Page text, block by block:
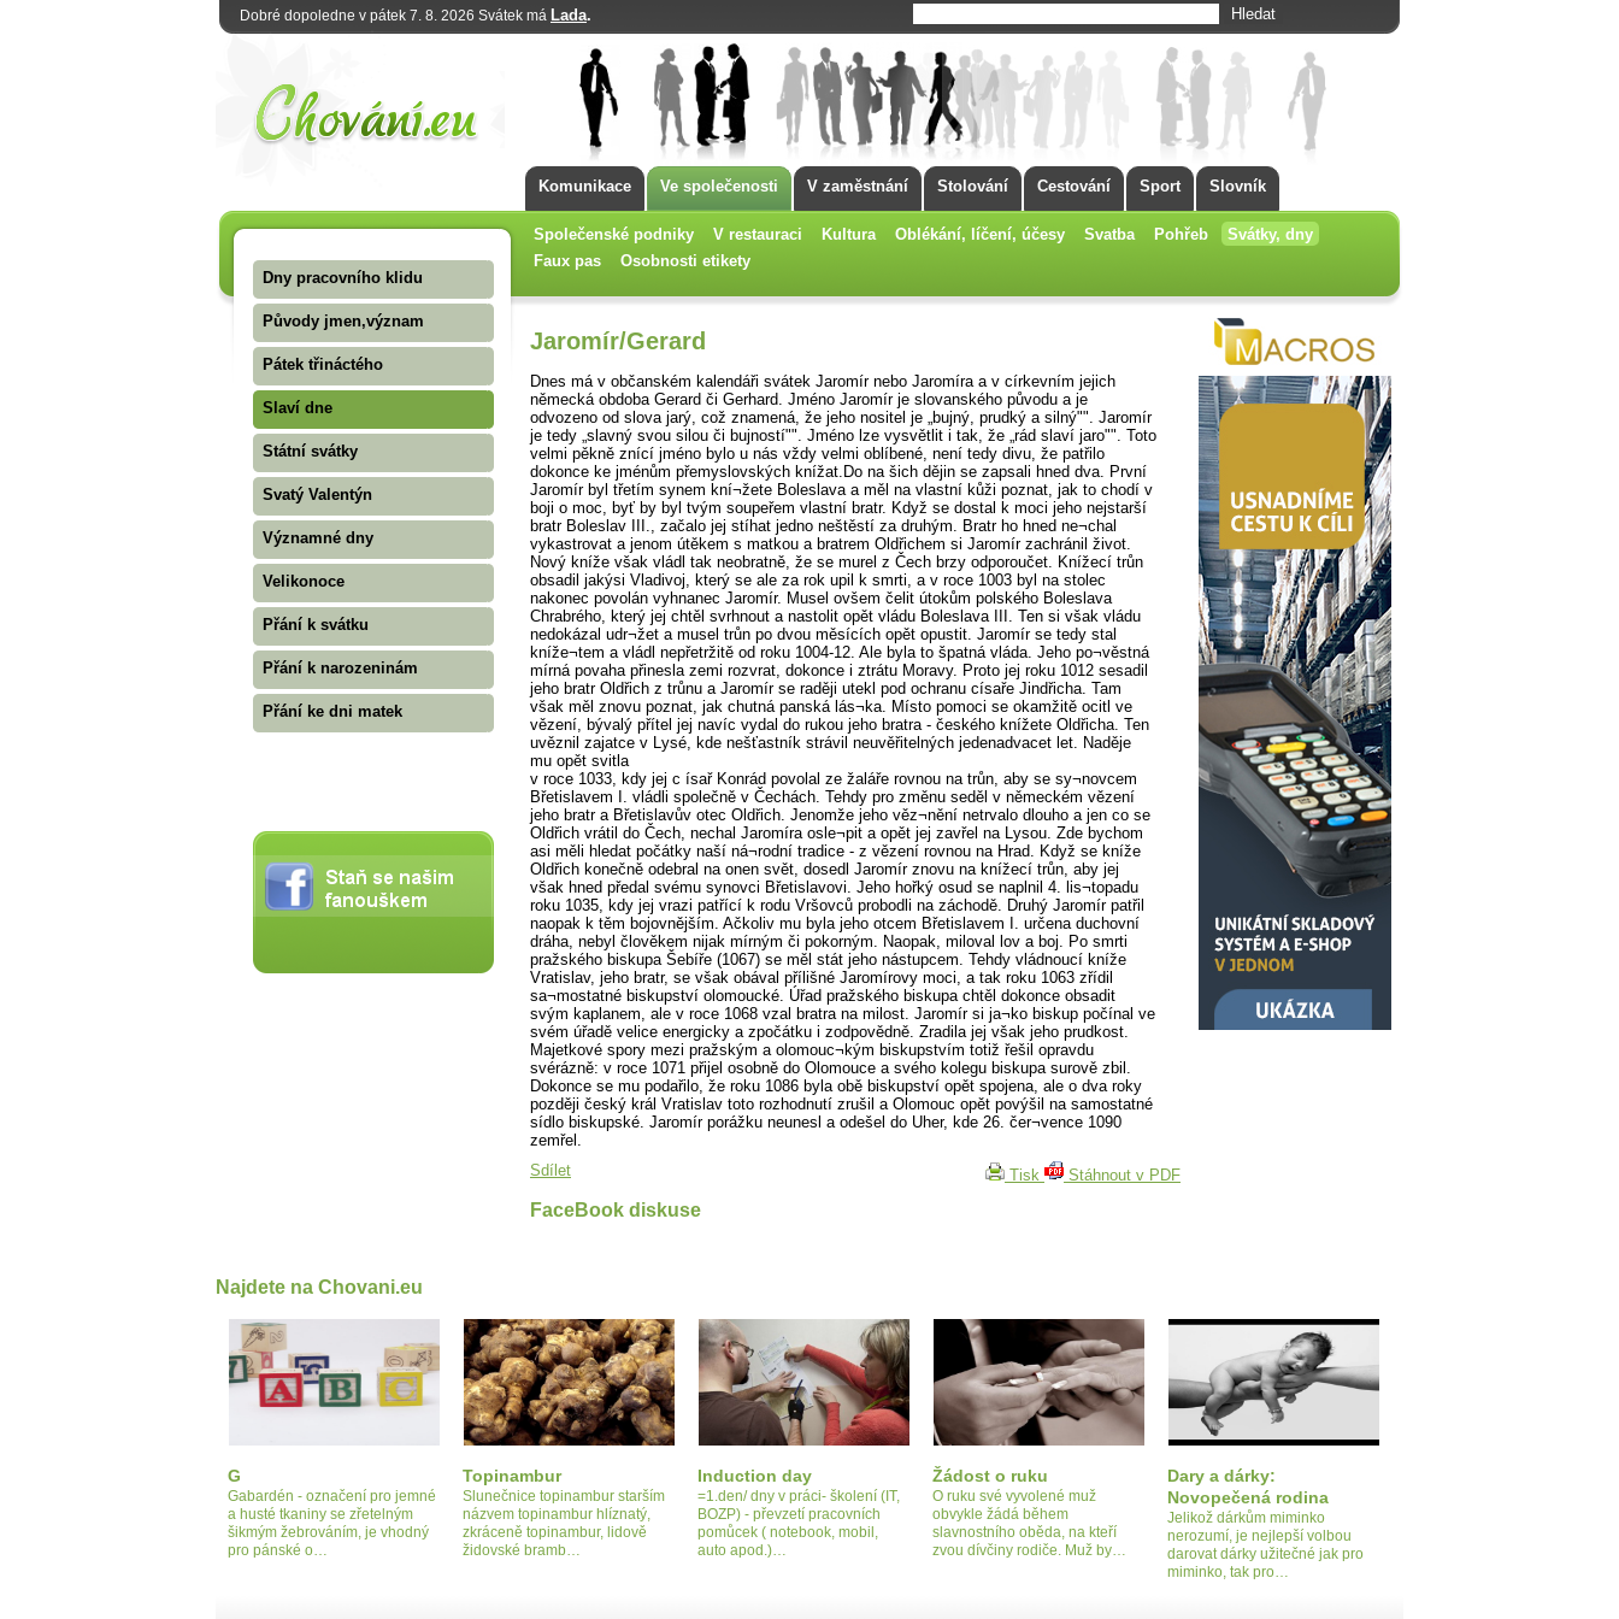
Dobré dopoledne v pátek 7. 8. 2026 Svátek má Lada.
Komunikace Ve společenosti V zaměstnání Stolování Cestování Sport Slovník
Společenské podniky V restauraci Kultura Oblékání, líčení, účesy Svatba Pohřeb
Svátky, dny
Faux pas
Osobnosti etikety
Dny pracovního klidu
Původy jmen,význam
Pátek třináctého
Slaví dne
Státní svátky
Svatý Valentýn
Významné dny
Velikonoce
Přání k svátku
Přání k narozeninám
Přání ke dni matek
Jaromír/Gerard
Dnes má v občanském kalendáři svátek Jaromír nebo Jaromíra a v církev­ním jejich
německá obdoba Gerard či Gerhard. Jméno Jaromír je slovan­ského původu a je
odvozeno od slova jarý, což znamená, že jeho nositel je „bujný, prudký a silný"". Jaromír
je tedy „slavný svou silou či bujností"". Jmé­no lze vysvětlit i tak, že „rád slaví jaro"". Toto
velmi pěkně znící jméno bylo u nás vždy velmi oblíbené, není tedy divu, že patřilo
dokonce ke jménům přemyslovských knížat.Do na šich dějin se zapsali hned dva. První
Jaromír byl třetím synem kní¬žete Boleslava a měl na vlastní kůži poznat, jak to chodí v
boji o moc, byť by byl tvým soupeřem vlastní bratr. Když se dostal k moci jeho nejstarší
bratr Boleslav III., začalo jej stíhat jedno neštěstí za druhým. Bratr ho hned ne¬chal
vykastrovat a jenom útěkem s matkou a bratrem Oldřichem si Jaromír zachránil život.
Nový kníže však vládl tak neobratně, že se murel z Čech brzy odporoučet. Knížecí trůn
obsadil jakýsi Vladivoj, který se ale za rok upil k smrti, a v roce 1003 byl na stolec
nakonec povolán vyhnanec Jaromír. Musel ovšem čelit útokům polského Boleslava
Chrabrého, který jej chtěl svrhnout a nastolit opět vládu Boleslava III. Ten si však vládu
nedokázal udr¬žet a musel trůn po dvou měsících opět opustit. Jaromír se tedy stal
kníže¬tem a vládl nepřetržitě od roku 1004-12. Ale byla to špatná vláda. Jeho po¬věstná
mírná povaha přinesla zemi rozvrat, dokonce i ztrátu Moravy. Proto jej roku 1012 sesadil
jeho bratr Oldřich z trůnu a Jaromír se raději utekl pod ochranu císaře Jindřicha. Tam
však měl znovu poznat, jak chutná panská lás¬ka. Místo pomoci se okamžitě ocitl ve
vězení, bývalý přítel jej navíc vydal do rukou jeho bratra - českého knížete Oldřicha. Ten
uvěznil zajatce v Lysé, kde nešťastník strávil neuvěřitelných jedenadvacet let. Naděje
mu opět svitla
v roce 1033, kdy jej c ísař Konrád povolal ze žaláře rovnou na trůn, aby se sy¬novcem
Břetislavem I. vládli společně v Čechách. Tehdy pro změnu seděl v německém vězení
jeho bratr a Břetislavův otec Oldřich. Jenomže jeho věz¬nění netrvalo dlouho a jen co se
Oldřich vrátil do Čech, nechal Jaromíra osle¬pit a opět jej zavřel na Lysou. Zde bychom
asi měli hledat počátky naší ná¬rodní tradice - z vězení rovnou na Hrad. Když se kníže
Oldřich konečně odebral na onen svět, dosedl Jaromír znovu na knížecí trůn, aby jej
však hned předal svému synovci Břetislavovi. Jeho hořký osud se naplnil 4. lis¬topadu
roku 1035, kdy jej vrazi patřící k rodu Vršovců probodli na záchodě. Druhý Jaromír patřil
naopak k těm bojovnějším. Ačkoliv mu byla jeho otcem Břetislavem I. určena duchovní
dráha, nebyl člověkem nijak mírným či pokorným. Naopak, miloval lov a boj. Po smrti
pražského biskupa Šebíře (1067) se měl stát jeho nástupcem. Tehdy vládnoucí kníže
Vratislav, jeho bratr, se však obával přílišné Jaromírovy moci, a tak roku 1063 zřídil
sa¬mostatné biskupství olomoucké. Úřad pražského biskupa chtěl dokonce obsadit
svým kaplanem, ale v roce 1068 vzal bratra na milost. Jaromír si ja¬ko biskup počínal ve
svém úřadě velice energicky a zpočátku i zodpovědně. Zradila jej však jeho prudkost.
Majetkové spory mezi pražským a olomouc¬kým biskupstvím totiž řešil opravdu
svérázně: v roce 1071 přijel osobně do Olomouce a svého kolegu biskupa surově zbil.
Dokonce se mu podařilo, že roku 1086 byla obě biskupství opět spojena, ale o dva roky
později český král Vratislav toto rozhodnutí zrušil a Olomouc opět povýšil na samostatné
sídlo biskupské. Jaromír porážku neunesl a odešel do Uher, kde 26. čer¬vence 1090
zemřel.
Sdílet
Tisk Stáhnout v PDF
FaceBook diskuse
Najdete na Chovani.eu
G
Gabardén - označení pro jemné
a husté tkaniny se zřetelným
šikmým žebrováním, je vhodný
pro pánské o…
Topinambur
Slunečnice topinambur starším
názvem topinambur hlíznatý,
zkráceně topinambur, lidově
židovské bramb…
Induction day
=1.den/ dny v práci- školení (IT,
BOZP) - převzetí pracovních
pomůcek ( notebook, mobil,
auto apod.)…
Žádost o ruku
O ruku své vyvolené muž
obvykle žádá během
slavnostního oběda, na kteří
zvou dívčiny rodiče. Muž by…
Dary a dárky:
Novopečená rodina
Jelikož dárkům miminko
nerozumí, je nejlepší volbou
darovat dárky užitečné jak pro
miminko, tak pro…